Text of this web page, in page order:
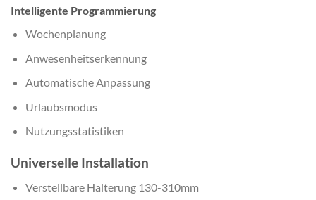
Intelligente Programmierung
Wochenplanung
Anwesenheitserkennung
Automatische Anpassung
Urlaubsmodus
Nutzungsstatistiken
Universelle Installation
Verstellbare Halterung 130-310mm